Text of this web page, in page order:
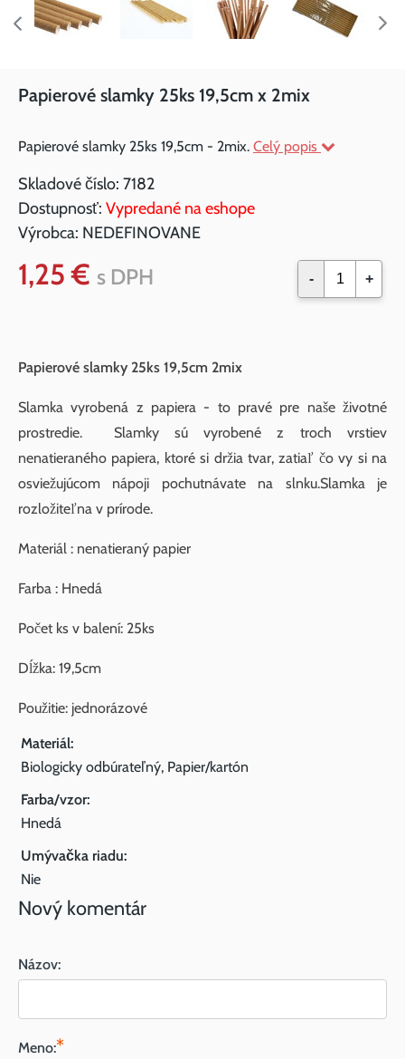
Papierové slamky 25ks 19,5cm x 2mix
Papierové slamky 25ks 19,5cm - 2mix. Celý popis
Skladové číslo: 7182
Dostupnosť: Vypredané na eshope
Výrobca: NEDEFINOVANE
1,25 € s DPH - +
Papierové slamky 25ks 19,5cm 2mix
Slamka vyrobená z papiera - to pravé pre naše životné
prostredie. Slamky sú vyrobené z troch vrstiev
nenatieraného papiera, ktoré si držia tvar, zatiaľ čo vy si na
osviežujúcom nápoji pochutnávate na slnku.Slamka je
rozložiteľna v prírode.
Materiál : nenatieraný papier
Farba : Hnedá
Počet ks v balení: 25ks
Dĺžka: 19,5cm
Použitie: jednorázové
Materiál:
Biologicky odbúrateľný, Papier/kartón
Farba/vzor:
Hnedá
Umývačka riadu:
Nie
Nový komentár
Názov:
Meno:*